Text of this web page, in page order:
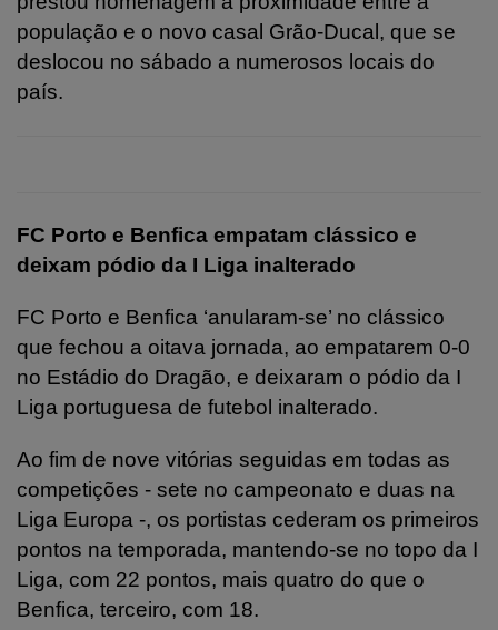
população e o novo casal Grão-Ducal, que se
deslocou no sábado a numerosos locais do
país.
FC Porto e Benfica empatam clássico e
deixam pódio da I Liga inalterado
FC Porto e Benfica ‘anularam-se’ no clássico
que fechou a oitava jornada, ao empatarem 0-0
no Estádio do Dragão, e deixaram o pódio da I
Liga portuguesa de futebol inalterado.
Ao fim de nove vitórias seguidas em todas as
competições - sete no campeonato e duas na
Liga Europa -, os portistas cederam os primeiros
pontos na temporada, mantendo-se no topo da I
Liga, com 22 pontos, mais quatro do que o
Benfica, terceiro, com 18.